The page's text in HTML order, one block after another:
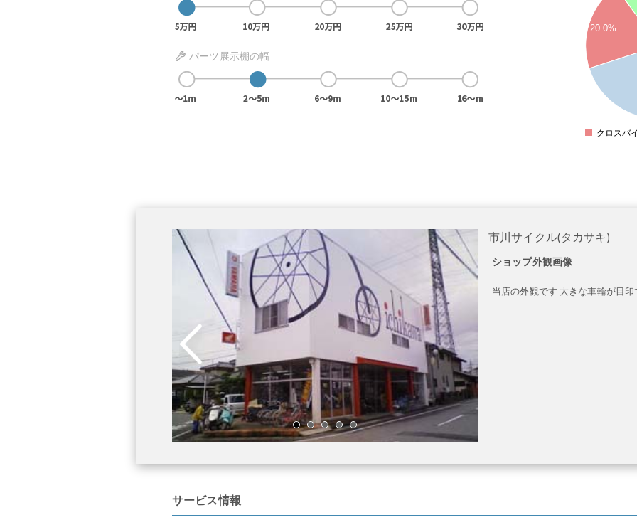
パーツ展示棚の幅
20.0%
クロスバ
市川サイクル(タカサキ)
ショップ外観画像
当店の外観です 大きな車輪が目印
サービス情報